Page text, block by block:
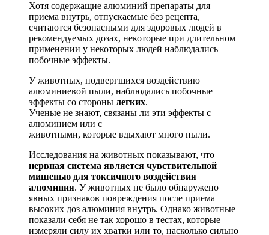
Хотя содержащие алюминий препараты для
приема внутрь, отпускаемые без рецепта,
считаются безопасными для здоровых людей в
рекомендуемых дозах, некоторые при длительном
применении у некоторых людей наблюдались
побочные эффекты.
У животных, подвергшихся воздействию
алюминиевой пыли, наблюдались побочные
эффекты со стороны легких.
Ученые не знают, связаны ли эти эффекты с
алюминием или с
животными, которые вдыхают много пыли.
Исследования на животных показывают, что
нервная система является чувствительной
мишенью для токсичного воздействия
алюминия. У животных не было обнаружено
явных признаков повреждения после приема
высоких доз алюминия внутрь. Однако животные
показали себя не так хорошо в тестах, которые
измеряли силу их хватки или то, насколько сильно